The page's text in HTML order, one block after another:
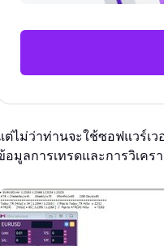
ต่ไม่ว่าท่านจะใช้ซอฟแวร์เ
อมูลการเทรดและการวิเคร